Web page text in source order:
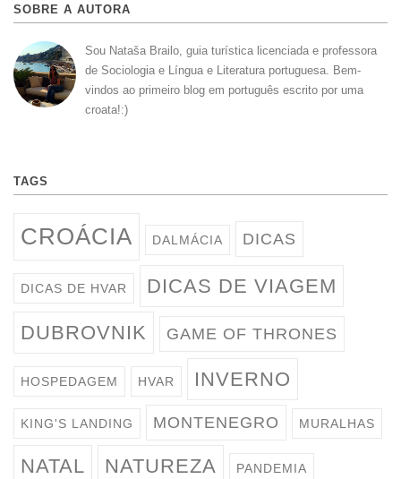
SOBRE A AUTORA
Sou Nataša Brailo, guia turística licenciada e professora
de Sociologia e Língua e Literatura portuguesa. Bem-
vindos ao primeiro blog em português escrito por uma
croata!:)
TAGS
CROÁCIA DALMÁCIA DICAS
DICAS DE HVAR DICAS DE VIAGEM
DUBROVNIK GAME OF THRONES
HOSPEDAGEM HVAR INVERNO
KING'S LANDING MONTENEGRO MURALHAS
NATAL NATUREZA PANDEMIA